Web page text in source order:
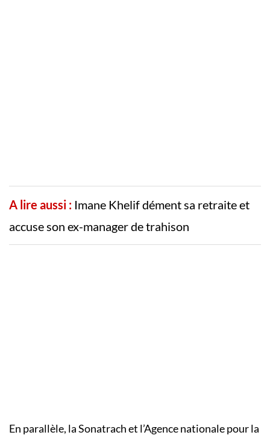
A lire aussi : Imane Khelif dément sa retraite et
accuse son ex-manager de trahison
En parallèle, la Sonatrach et l’Agence nationale pour la